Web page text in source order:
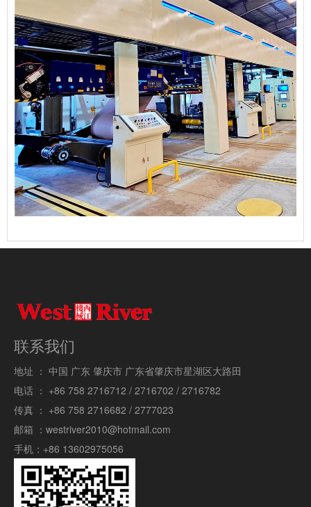
联系我们
地址 ： 中国 广东 肇庆市 广东省肇庆市星湖区大路田
电话 ： +86 758 2716712 / 2716702 / 2716782
传真 ： +86 758 2716682 / 2777023
邮箱 ： westriver2010@hotmail.com
手机： +86 13602975056